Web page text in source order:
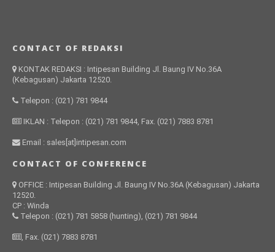
CONTACT OF REDAKSI
KONTAK REDAKSI : Intipesan Building Jl. Baung IV No.36A
(Kebagusan) Jakarta 12520.
Telepon : (021) 781 9844
IKLAN : Telepon : (021) 781 9844, Fax. (021) 7883 8781
Email : sales[at]intipesan.com
CONTACT OF CONFERENCE
OFFICE : Intipesan Building Jl. Baung IV No.36A (Kebagusan) Jakarta
12520.
CP : Winda
Telepon : (021) 781 5858 (hunting), (021) 781 9844
, Fax. (021) 7883 8781